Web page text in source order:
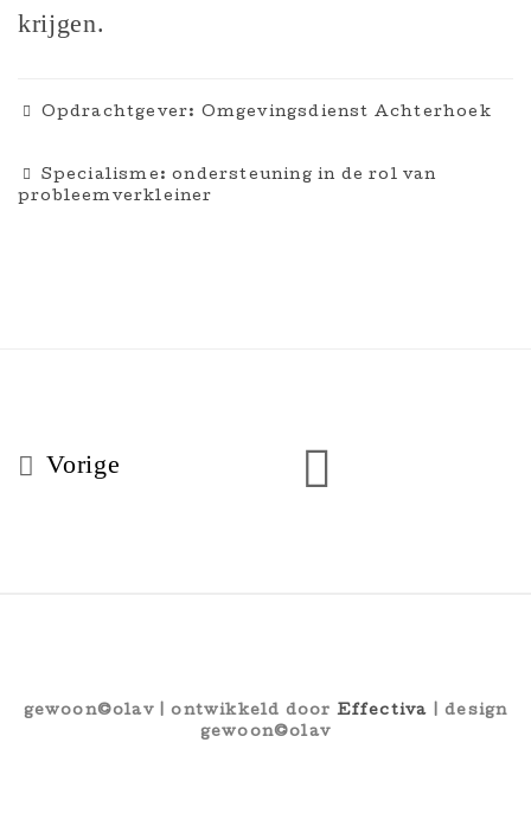
krijgen.
Opdrachtgever: Omgevingsdienst Achterhoek
Specialisme: ondersteuning in de rol van
probleemverkleiner
Vorige
gewoon©olav | ontwikkeld door Effectiva | design
gewoon©olav